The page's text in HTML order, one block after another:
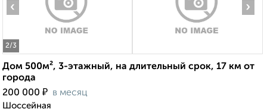
2/3
‹ ›
Дом 500м², 3-этажный, на длительный срок, 17 км от
города
200 000 ₽ в месяц
Шоссейная